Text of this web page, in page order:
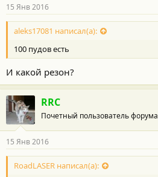
15 Янв 2016
aleks17081 написал(а):
100 пудов есть
И какой резон?
RRC
Почетный пользователь форума
15 Янв 2016
RoadLASER написал(а):